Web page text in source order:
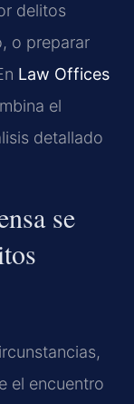
delitos
o preparar
Law Offices
el
detallado
se
el encuentro